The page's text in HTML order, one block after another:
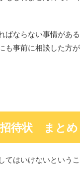
ばならない事情があ
も事前に相談した方
招待状 まとめ
はいけないというこ